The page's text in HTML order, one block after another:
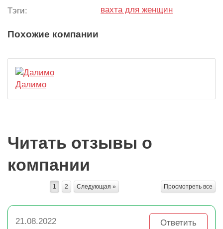
Тэги: вахта для женщин
Похожие компании
Далимо
Читать отзывы о
компании
Просмотреть все
1 2 Следующая »
21.08.2022 Ответить